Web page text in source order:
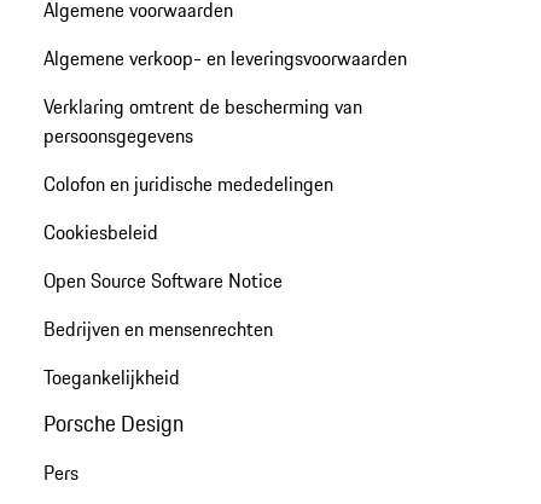
Algemene voorwaarden
Algemene verkoop- en leveringsvoorwaarden
Verklaring omtrent de bescherming van
persoonsgegevens
Colofon en juridische mededelingen
Cookiesbeleid
Open Source Software Notice
Bedrijven en mensenrechten
Toegankelijkheid
Porsche Design
Pers